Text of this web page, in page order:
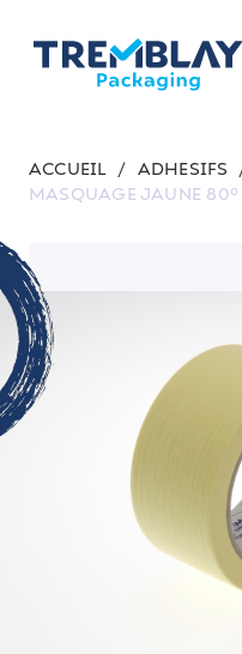
ACCUEIL / ADHESIFS
MASQUAGE JAUNE